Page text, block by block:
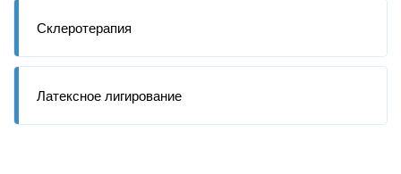
Склеротерапия
Латексное лигирование